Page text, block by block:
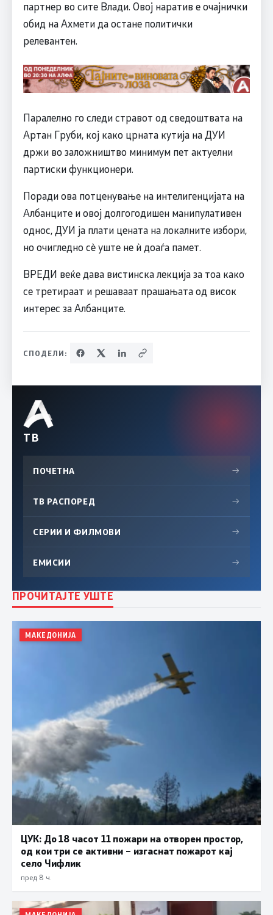
партнер во сите Влади. Овој наратив е очајнички
обид на Ахмети да остане политички
релевантен.
Паралелно го следи стравот од сведоштвата на
Артан Груби, кој како црната кутија на ДУИ
држи во заложништво минимум пет актуелни
партиски функционери.
Поради ова потценување на интелигенцијата на
Албанците и овој долгогодишен манипулативен
однос, ДУИ ја плати цената на локалните избори,
но очигледно сѐ уште не ѝ доаѓа памет.
ВРЕДИ веќе дава вистинска лекција за тоа како
се третираат и решаваат прашањата од висок
интерес за Албанците.
СПОДЕЛИ:
ТВ
ПОЧЕТНА →
ТВ РАСПОРЕД →
СЕРИИ И ФИЛМОВИ →
ЕМИСИИ →
ПРОЧИТАЈТЕ УШТЕ
МАКЕДОНИЈА
ЦУК: До 18 часот 11 пожари на отворен простор,
од кои три се активни – изгаснат пожарот кај
село Чифлик
пред 8 ч.